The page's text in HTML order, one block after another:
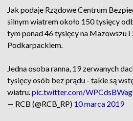
Jak podaje Rządowe Centrum
silnym wiatrem około 150 tysięcy
tym ponad 46 tysięcy na Mazowszu i
Podkarpackiem.
Jedna osoba ranna, 19 zerwanych
tysięcy osób bez prądu - takie są
wiatru.pic.twitter.com/
— RCB (@RCB_RP) 10 marca 2019